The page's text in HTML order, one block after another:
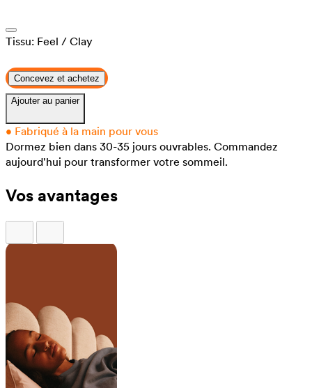
Tissu: Feel / Clay
Concevez et achetez
Ajouter au panier
• Fabriqué à la main pour vous
Dormez bien dans 30-35 jours ouvrables. Commandez
aujourd'hui pour transformer votre sommeil.
Vos avantages